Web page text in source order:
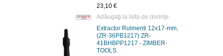
23,10 €
Adăugaţi la lista de dorinţe
Extractor Rulmenti 12х17-mm,
(ZR-36PB1217) ZR-
41BHBPP1217 - ZIMBER-
TOOLS.